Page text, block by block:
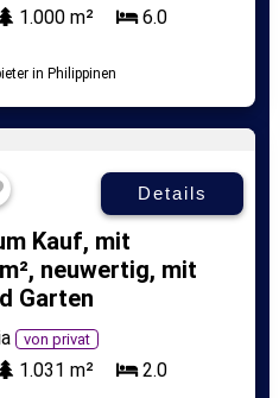
1.000 m²
6.0
Details
Kauf, mit
neuwertig, mit
Garten
von privat
1.031 m²
2.0